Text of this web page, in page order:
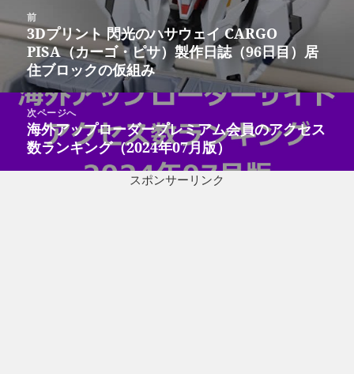
稿
ナ
ゲ
前
前
の
投
稿:
3Dプリント 閃光のハサウェイ CARGO
PISA（カーゴ・ピサ）製作日誌（96日目）居
住ブロックの仮組み
次ページへ
次
の
海外アップローダープレミアム会員のアクセス
数ランキング（2024年07月版）
スポンサーリンク